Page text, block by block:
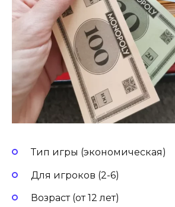
Тип игры (экономическая)
Для игроков (2-6)
Возраст (от 12 лет)